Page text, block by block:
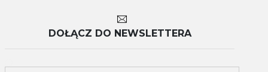
DOŁĄCZ DO NEWSLETTERA